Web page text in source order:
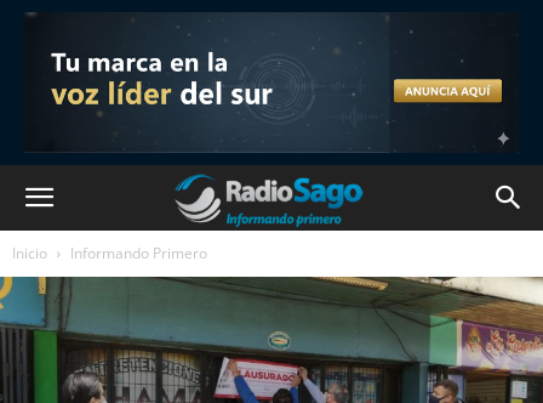
Inicio Informando Primero